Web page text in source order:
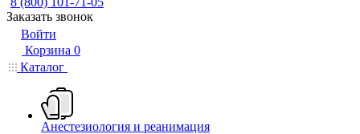
Заказать звонок
Войти
Корзина 0
Каталог
Анестезиология и реанимация